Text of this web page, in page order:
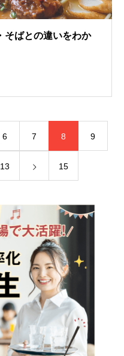
そばとの違いをわか
6 7 8 9
13 15